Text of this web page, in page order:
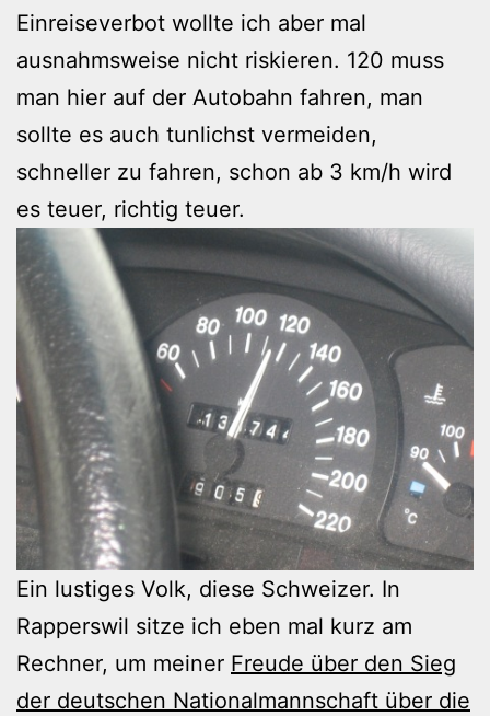
Einreiseverbot wollte ich aber mal
ausnahmsweise nicht riskieren. 120 muss
man hier auf der Autobahn fahren, man
sollte es auch tunlichst vermeiden,
schneller zu fahren, schon ab 3 km/h wird
es teuer, richtig teuer.
Ein lustiges Volk, diese Schweizer. In
Rapperswil sitze ich eben mal kurz am
Rechner, um meiner Freude über den Sieg
der deutschen Nationalmannschaft über die